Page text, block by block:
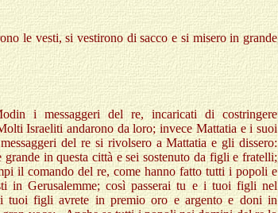
le vesti, si vestirono di sacco e si misero in grande
i messaggeri del re, incaricati di costringere
Israeliti andarono da loro; invece Mattatia e i suoi
del re si rivolsero a Mattatia e gli dissero:
in questa città e sei sostenuto da figli e fratelli;
il comando del re, come hanno fatto tutti i popoli e
in Gerusalemme; così passerai tu e i tuoi figli nel
tuoi figli avrete in premio oro e argento e doni in